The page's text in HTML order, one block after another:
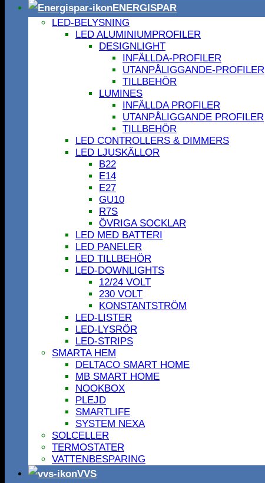
ENERGISPAR
LED-BELYSNING
LED ALUMINIUMPROFILER
DESIGNLIGHT
INFÄLLDA-PROFILER
UTANPÅLIGGANDE-PROFILER
TILLBEHÖR
LUMINES
INFÄLLDA PROFILER
UTANPÅLIGGANDE PROFILER
TILLBEHÖR
LED CONTROLLERS & DIMMERS
LED LJUSKÄLLOR
B22
E14
E27
GU10
R7S
ÖVRIGA SOCKLAR
LED MED BATTERI
LED PANELER
LED TILLBEHÖR
LED-DOWNLIGHTS
12/24 VOLT
230 VOLT
KONSTANTSTRÖM
LED-LISTER
LED-LYSRÖR
LED-STRIPS
SMARTA HEM
DELTACO SMART HOME
MB SMART HOME
NOOKBOX
PLEJD
SMARTLIFE
SYSTEM NEXA
SOLCELLER
TERMOSTATER
VATTENBESPARING
VVS